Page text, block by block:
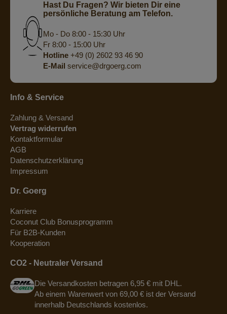
Hast Du Fragen? Wir bieten Dir eine
persönliche Beratung am Telefon.
Mo - Do 8:00 - 15:30 Uhr
Fr 8:00 - 15:00 Uhr
Hotline +49 (0) 2602 93 46 90
E-Mail service@drgoerg.com
Info & Service
Zahlung & Versand
Vertrag widerrufen
Kontaktformular
AGB
Datenschutzerklärung
Impressum
Dr. Goerg
Karriere
Coconut Club Bonusprogramm
Für B2B-Kunden
Kooperation
CO2 - Neutraler Versand
Die Versandkosten betragen 6,95 € mit DHL.
Ab einem Warenwert von 69,00 € ist der Versand
innerhalb Deutschlands kostenlos.